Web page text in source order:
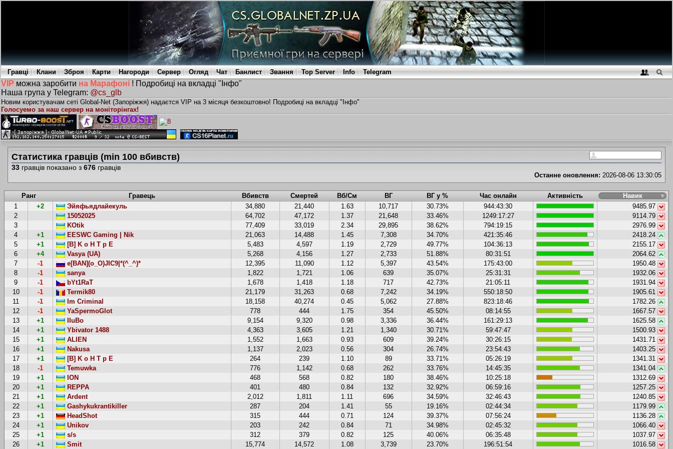
Гравці Клани Зброя Карти Нагороди Сервер Огляд Чат Банлист Звання Top Server Info Telegram
VIP можна заробити на Марафоні ! Подробиці на вкладці "Інфо"
Наша група у Telegram: @cs_glb
Новим користувачам сеті Global-Net (Запоріжжя) надаєтся VIP на 3 місяця безкоштовно! Подробиці на вкладці "Інфо"
Голосуемо за наш сервер на моніторінгах!
Статистика гравців (min 100 вбивств)
33гравців показано з 676гравців
Останне оновлення: 2026-08-06 13:30:05
Ранг Гравець Вбивств Смертей Вб/См ВГ ВГ у % Час онлайн Активність
Навик
1
+2 Эйяфьядлайекуль 34,880 21,440 1.63 10,717 30.73% 944:43:30
9485.97
2
15052025 64,702 47,172 1.37 21,648 33.46% 1249:17:27
9114.79
3
KOtik 77,409 33,019 2.34 29,895 38.62% 794:19:15
2976.99
4
+1 EESWC Gaming | Nik 21,063 14,488 1.45 7,308 34.70% 421:35:46
2418.24
5
+1 [B] K o H T p E 5,483 4,597 1.19 2,729 49.77% 104:36:13
2155.17
6
+4 Vasya (UA) 5,268 4,156 1.27 2,733 51.88% 80:31:51
2064.62
7
-1 e[BAN](o_O)JIC9|*(^_^)* 12,395 11,090 1.12 5,397 43.54% 175:43:00
1950.48
8
-1 sanya 1,822 1,721 1.06 639 35.07% 25:31:31
1932.06
9
-1 bYt1RaT 1,678 1,418 1.18 717 42.73% 21:05:11
1931.94
10
-1 Termik80 21,179 31,263 0.68 7,242 34.19% 550:18:50
1905.61
11
-1 Im Criminal 18,158 40,274 0.45 5,062 27.88% 823:18:46
1782.26
12
-1 YaSpermoGlot 778 444 1.75 354 45.50% 08:14:55
1667.57
13
+1 IIuBo 9,154 9,320 0.98 3,336 36.44% 161:29:13
1625.58
14
+1 Ybivator 1488 4,363 3,605 1.21 1,340 30.71% 59:47:47
1500.93
15
+1 ALIEN 1,552 1,663 0.93 609 39.24% 30:26:15
1431.71
16
+1 Nakusa 1,137 2,023 0.56 304 26.74% 23:54:43
1403.25
17
+1 [B] K o H T p E 264 239 1.10 89 33.71% 05:26:19
1341.31
18
-1 Temuwka 776 1,142 0.68 262 33.76% 14:45:35
1341.04
19
+1 ION 468 568 0.82 180 38.46% 10:25:18
1312.69
20
+1 REPPA 401 480 0.84 132 32.92% 06:59:16
1257.25
21
+1 Ardent 2,012 1,811 1.11 696 34.59% 32:46:43
1240.85
22
+1 Gashykukrantikiller 287 204 1.41 55 19.16% 02:44:34
1179.99
23
+1 HeadShot 315 444 0.71 124 39.37% 07:56:24
1136.28
24
+1 Unikov 203 242 0.84 71 34.98% 02:45:32
1066.40
25
+1 s/s 312 379 0.82 125 40.06% 06:35:48
1037.97
26
+1 Smit 15,774 14,572 1.08 3,739 23.70% 196:51:54 1016.58